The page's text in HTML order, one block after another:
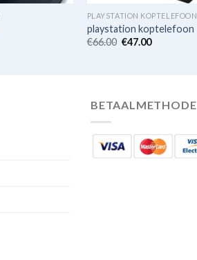
PLAYSTATION KOPTELEFOON
playstation koptelefoon
€66.00 €47.00
BETAALMETHODE